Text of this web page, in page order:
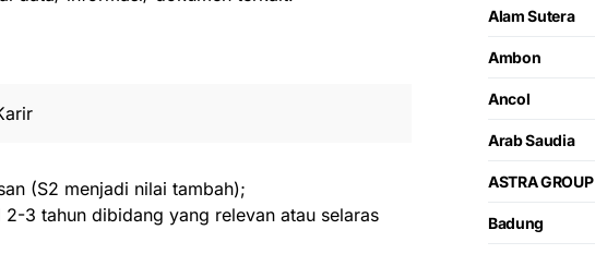
(S2 menjadi nilai tambah);
3 tahun dibidang yang relevan atau selaras
Alam Sutera
Ambon
Ancol
Arab Saudia
ASTRA GROUP
Badung